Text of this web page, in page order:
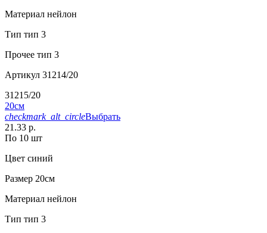
Материал нейлон
Тип тип 3
Прочее тип 3
Артикул 31214/20
31215/20
20см
checkmark_alt_circleВыбрать
21.33 р.
По 10 шт
Цвет синий
Размер 20см
Материал нейлон
Тип тип 3